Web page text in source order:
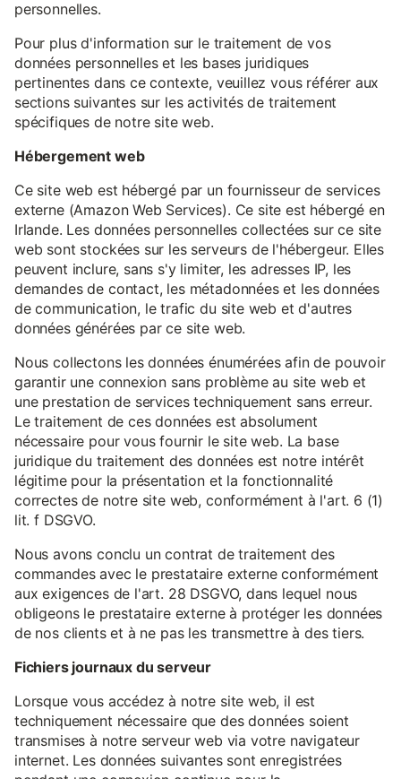
personnelles.
Pour plus d'information sur le traitement de vos
données personnelles et les bases juridiques
pertinentes dans ce contexte, veuillez vous référer aux
sections suivantes sur les activités de traitement
spécifiques de notre site web.
Hébergement web
Ce site web est hébergé par un fournisseur de services
externe (Amazon Web Services). Ce site est hébergé en
Irlande. Les données personnelles collectées sur ce site
web sont stockées sur les serveurs de l'hébergeur. Elles
peuvent inclure, sans s'y limiter, les adresses IP, les
demandes de contact, les métadonnées et les données
de communication, le trafic du site web et d'autres
données générées par ce site web.
Nous collectons les données énumérées afin de pouvoir
garantir une connexion sans problème au site web et
une prestation de services techniquement sans erreur.
Le traitement de ces données est absolument
nécessaire pour vous fournir le site web. La base
juridique du traitement des données est notre intérêt
légitime pour la présentation et la fonctionnalité
correctes de notre site web, conformément à l'art. 6 (1)
lit. f DSGVO.
Nous avons conclu un contrat de traitement des
commandes avec le prestataire externe conformément
aux exigences de l'art. 28 DSGVO, dans lequel nous
obligeons le prestataire externe à protéger les données
de nos clients et à ne pas les transmettre à des tiers.
Fichiers journaux du serveur
Lorsque vous accédez à notre site web, il est
techniquement nécessaire que des données soient
transmises à notre serveur web via votre navigateur
internet. Les données suivantes sont enregistrées